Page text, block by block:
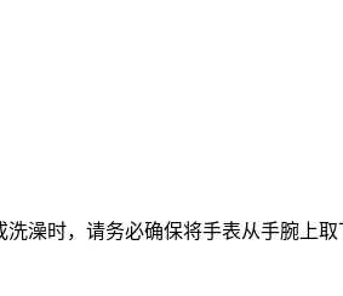
澡时，请务必确保将手表从手腕上